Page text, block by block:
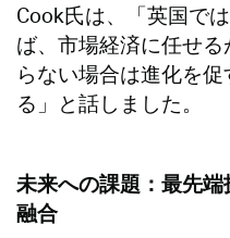
Cook氏は、「英国で
ば、市場経済に任せ
らない場合は進化を
る」と話しました。
未来への課題：最先
融合